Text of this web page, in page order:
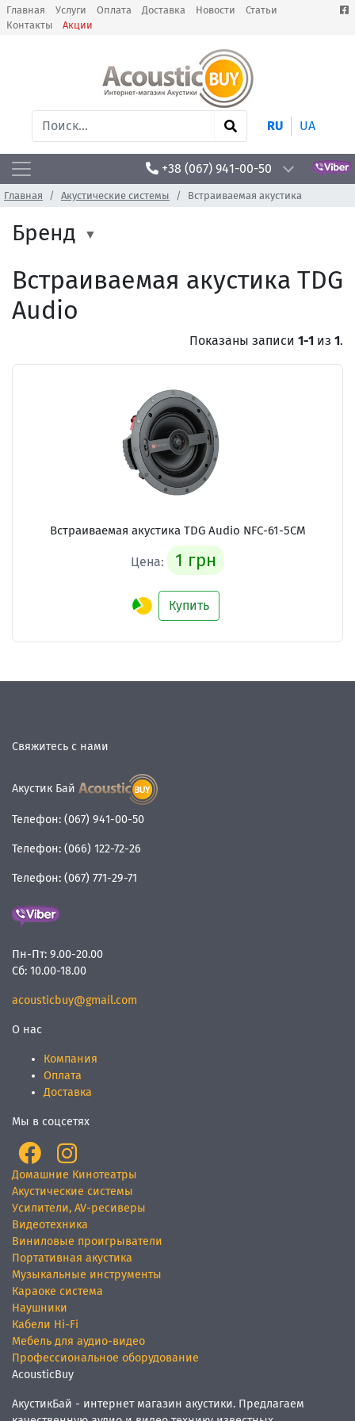
Главная Услуги Оплата Доставка Новости
Статьи
Контакты
Акции
RU UA
+38 (067) 941-00-50
Главная Акустические системы Встраиваемая акустика
Бренд
Встраиваемая акустика TDG
Audio
Показаны записи 1-1 из 1.
Встраиваемая акустика TDG Audio NFC-61-5СМ
Цена: 1 грн
Купить
Свяжитесь с нами
Акустик Бай
Телефон: (067) 941-00-50
Телефон: (066) 122-72-26
Телефон: (067) 771-29-71
Пн-Пт: 9.00-20.00
Сб: 10.00-18.00
acousticbuy@gmail.com
О нас
Компания
Оплата
Доставка
Мы в соцсетях
Домашние Кинотеатры
Акустические системы
Усилители, AV-ресиверы
Видеотехника
Виниловые проигрыватели
Портативная акустика
Музыкальные инструменты
Караоке система
Наушники
Кабели Hi-Fi
Мебель для аудио-видео
Профессиональное оборудование
AcousticBuy
АкустикБай - интернет магазин акустики. Предлагаем